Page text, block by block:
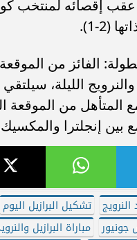
عقب إقصائه لمنتخب
(2-1).
الفائز من الموقعة
والنرويج الليلة،
المتأهل من الموقعة
بين إنجلترا
النرويج تشكيل البرازيل اليوم
مباراة البرازيل